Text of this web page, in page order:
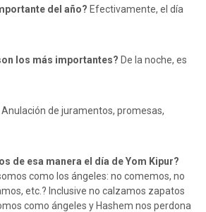
del año? Efectivamente, el día
los más importantes? De la noche, es
Anulación de juramentos, promesas,
de esa manera el día de Yom Kipur?
como los ángeles: no comemos, no
etc.? Inclusive no calzamos zapatos
como ángeles y Hashem nos perdona